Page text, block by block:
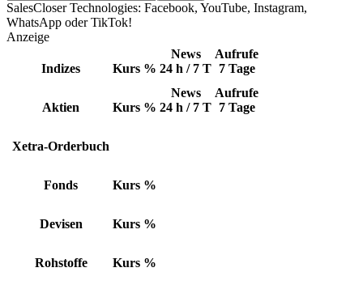
SalesCloser Technologies: Facebook, YouTube, Instagram,
WhatsApp oder TikTok!
Anzeige
Indizes Kurs %
News
24 h / 7 T
Aufrufe
7 Tage
Aktien Kurs %
News
24 h / 7 T
Aufrufe
7 Tage
Xetra-Orderbuch
Fonds Kurs %
Devisen Kurs %
Rohstoffe Kurs %